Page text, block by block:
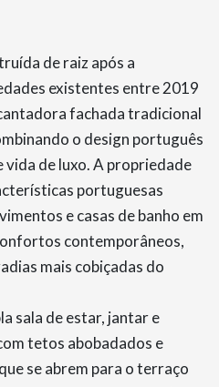
de raiz após a
existentes entre 2019
fachada tradicional
o design português
de luxo. A propriedade
portuguesas
e casas de banho em
contemporâneos,
mais cobiçadas do
sala de estar, jantar e
tetos abobadados e
se abrem para o terraço